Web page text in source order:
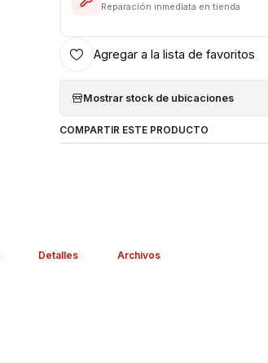
Reparación inmediata en tienda
Agregar a la lista de favoritos
Mostrar stock de ubicaciones
COMPARTIR ESTE PRODUCTO
Detalles Archivos